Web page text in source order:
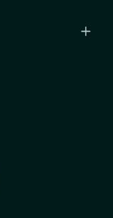
Linkedin
Springs